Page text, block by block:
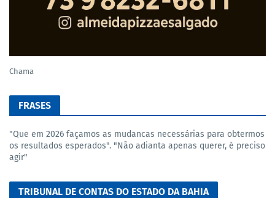
Chama
FRASES
"Que em 2026 façamos as mudancas necessárias para obtermos
os resultados esperados". "Não adianta apenas querer, é preciso
agir"
TRIBUNAL DE CONTAS DO ESTADO DA BAHIA